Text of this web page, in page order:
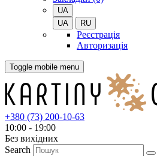
UA
UA
RU
Реєстрація
Авторизація
Toggle mobile menu
+380 (73) 200-10-63
10:00 - 19:00
Без вихiдних
Search